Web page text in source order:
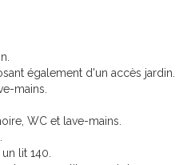
également d'un accès jardin.
mains.
WC et lave-mains.
lit 140.